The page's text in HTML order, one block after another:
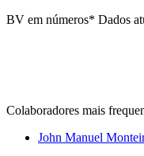
BV em números* Dados
Colaboradores mais
John Manuel